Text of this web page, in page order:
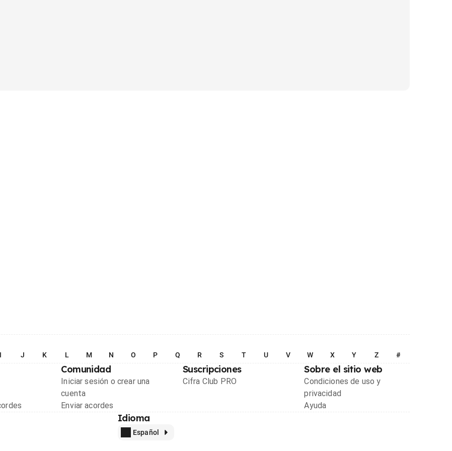
I J K L M N O P Q R S T U V W X Y Z #
Comunidad
Iniciar sesión o crear una
cuenta
Enviar acordes
Suscripciones
Cifra Club PRO
Sobre el sitio web
Condiciones de uso y
privacidad
Ayuda
Idioma
Español